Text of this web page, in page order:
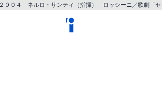
００４ ネルロ・サンティ（指揮） ロッシーニ／歌劇「